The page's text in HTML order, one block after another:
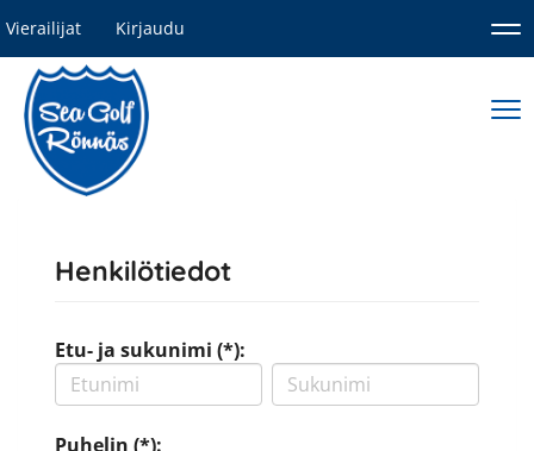
Vierailijat Kirjaudu
Henkilötiedot
Etu- ja sukunimi (*):
Puhelin (*):